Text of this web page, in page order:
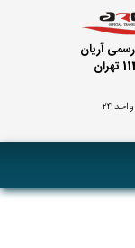
آریان
۲۴